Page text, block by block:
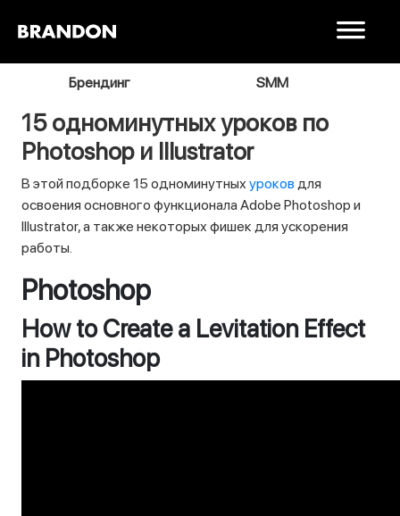
Брендинг SMM
15 одноминутных уроков по
Photoshop и Illustrator
В этой подборке 15 одноминутных уроков для
освоения основного функционала Adobe Photoshop и
Illustrator, а также некоторых фишек для ускорения
работы.
Photoshop
How to Create a Levitation Effect
in Photoshop